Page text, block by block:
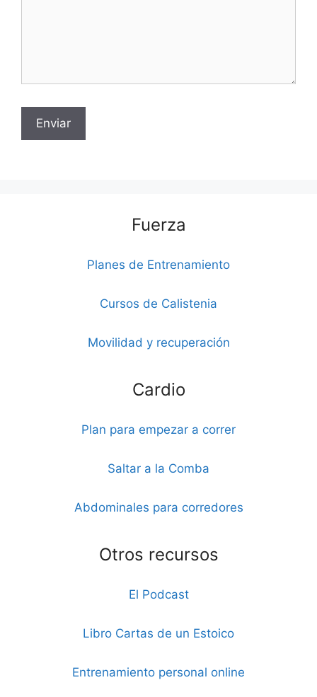
Fuerza
Planes de Entrenamiento
Cursos de Calistenia
Movilidad y recuperación
Cardio
Plan para empezar a correr
Saltar a la Comba
Abdominales para corredores
Otros recursos
El Podcast
Libro Cartas de un Estoico
Entrenamiento personal online